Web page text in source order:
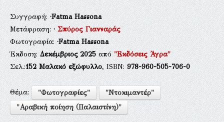
Συγγραφή:·Fatma Hassona
Μετάφραση:·Σπύρος Γιανναράς
Φωτογραφία:·Fatma Hassona
Έκδοση:Δεκέμβριος 2025από"Εκδόσεις Άγρα"
Σελ.:152 Μαλακό εξώφυλλο, ISBN:978-960-505-706-0
Θέμα: "Φωτογραφίες"
"Ντοκιμαντέρ"
"Αραβική ποίηση (Παλαιστίνη)"